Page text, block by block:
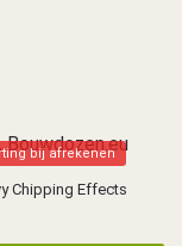
bij afrekenen
Chipping Effects